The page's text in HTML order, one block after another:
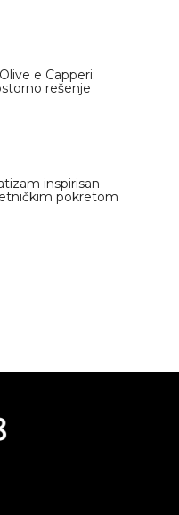
e Capperi:
rešenje
inspirisan
pokretom